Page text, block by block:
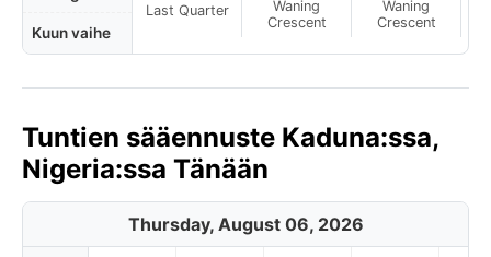
Kuun vaihe
Last Quarter
Waning
Crescent
Waning
Crescent
Tuntien sääennuste Kaduna:ssa,
Nigeria:ssa Tänään
Thursday, August 06, 2026